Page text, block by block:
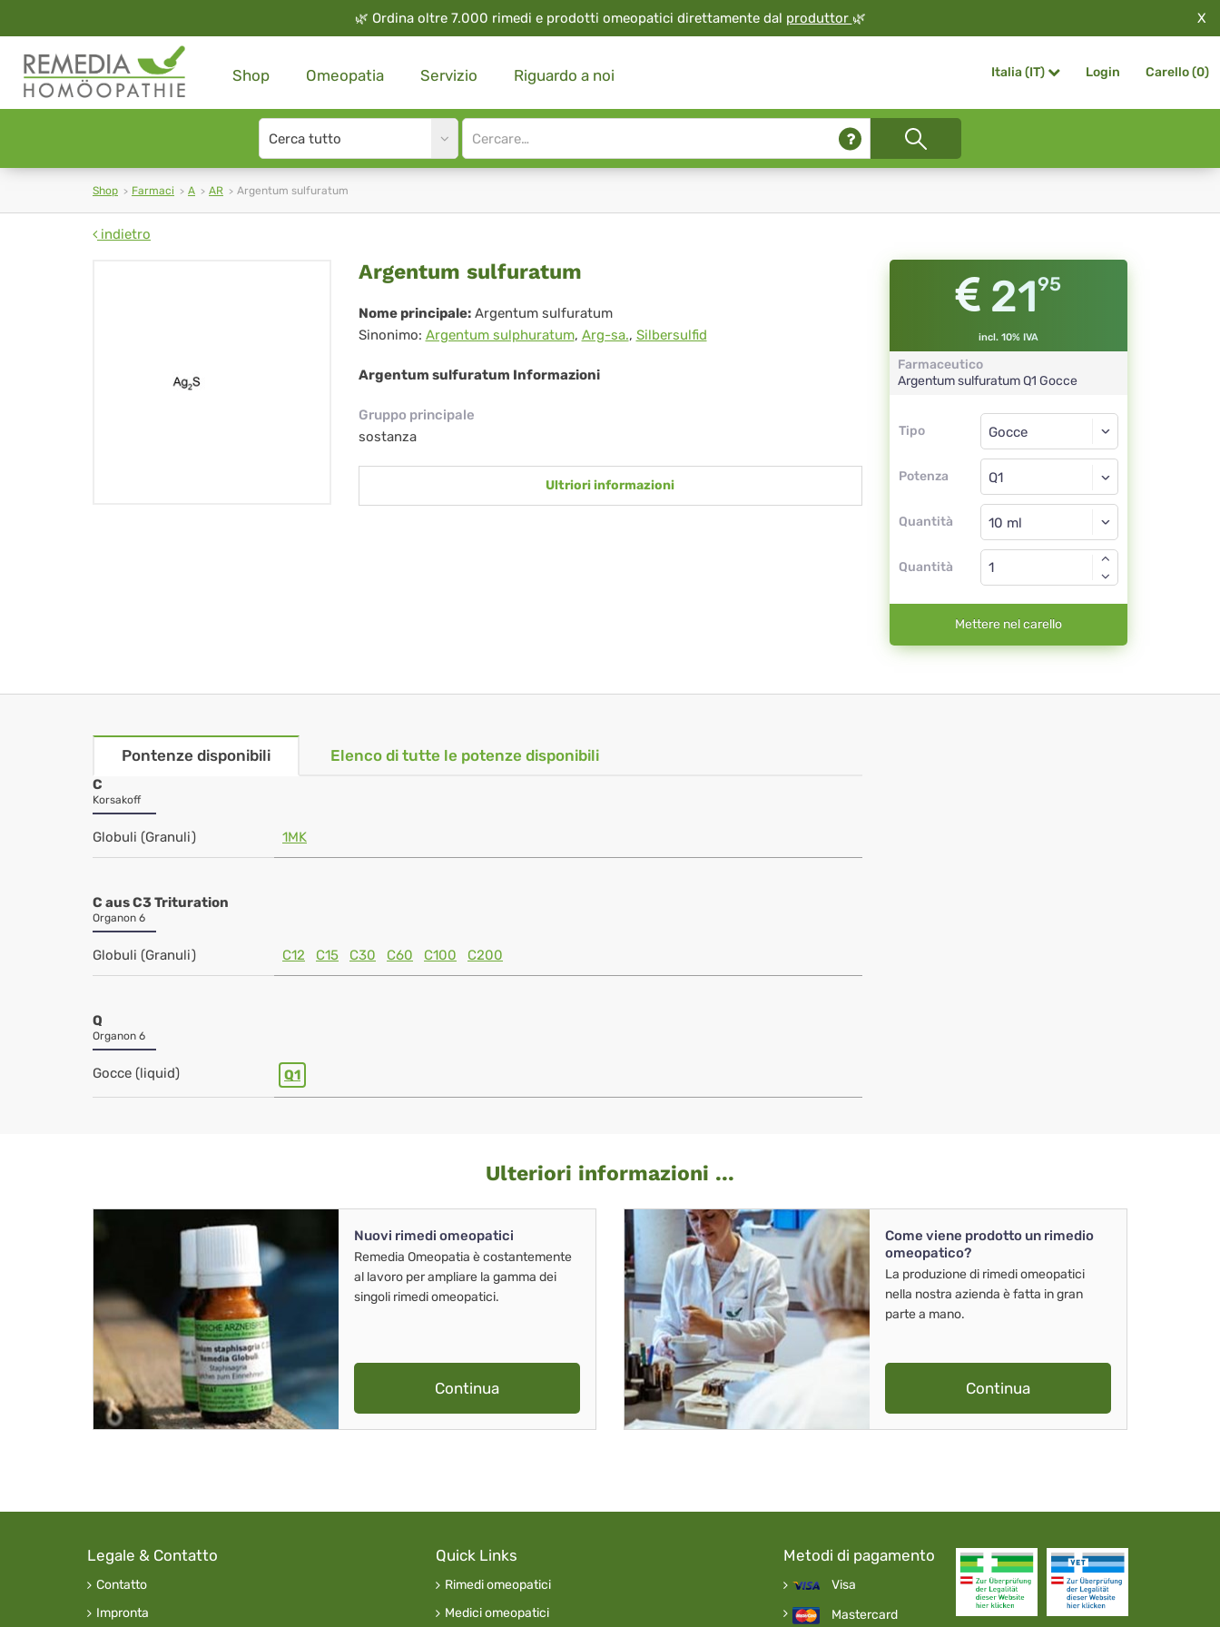
🌿 Ordina oltre 7.000 rimedi e prodotti omeopatici direttamente dal produttor 🌿 X
Shop Omeopatia Servizio Riguardo a noi Italia (IT) Login Carello (0)
Search
type
Site
search
Shop Farmaci A AR Argentum sulfuratum
indietro
Argentum
sulfuratum
Argentum sulfuratum
Nome principale: Argentum sulfuratum
Sinonimo: Argentum sulphuratum, Arg-sa., Silbersulfid
Argentum sulfuratum Informazioni
Gruppo principale
sostanza
Ultriori informazioni
2195
incl. 10% IVA
Farmaceutico
Argentum sulfuratumQ1 Gocce
Tipo
Tipo
Potenza
Gocce
Q1
Quantità
Gocce
Quantità
Mettere nel carello
Pontenze disponibili Elenco di tutte le potenze disponibili
C
Korsakoff
Globuli (Granuli) 1MK
C aus C3 Trituration
Organon 6
Globuli (Granuli) C12 C15 C30 C60 C100 C200
Q
Organon 6
Gocce (liquid) Q1
Ulteriori informazioni ...
Nuovi rimedi omeopatici
Remedia Omeopatia è costantemente
al lavoro per ampliare la gamma dei
singoli rimedi omeopatici.
Continua
Come viene prodotto un rimedio
omeopatico?
La produzione di rimedi omeopatici
nella nostra azienda è fatta in gran
parte a mano.
Continua
Legale & Contatto
Contatto
Impronta
Quick Links
Rimedi omeopatici
Medici omeopatici
Metodi di pagamento
Visa
Mastercard